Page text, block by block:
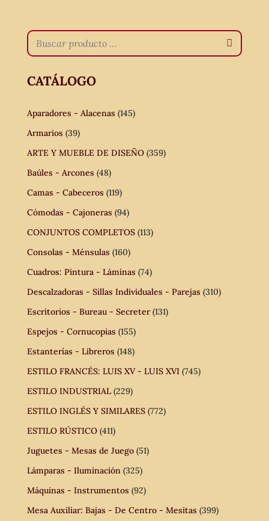
CATÁLOGO
Aparadores - Alacenas (145)
Armarios (39)
ARTE Y MUEBLE DE DISEÑO (359)
Baúles - Arcones (48)
Camas - Cabeceros (119)
Cómodas - Cajoneras (94)
CONJUNTOS COMPLETOS (113)
Consolas - Ménsulas (160)
Cuadros: Pintura - Láminas (74)
Descalzadoras - Sillas Individuales - Parejas (310)
Escritorios - Bureau - Secreter (131)
Espejos - Cornucopias (155)
Estanterías - Libreros (148)
ESTILO FRANCÉS: LUIS XV - LUIS XVI (745)
ESTILO INDUSTRIAL (229)
ESTILO INGLÉS Y SIMILARES (772)
ESTILO RÚSTICO (411)
Juguetes - Mesas de Juego (51)
Lámparas - Iluminación (325)
Máquinas - Instrumentos (92)
Mesa Auxiliar: Bajas - De Centro - Mesitas (399)